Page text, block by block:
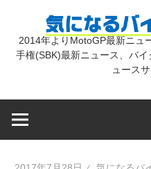
2014年よりMotoGP最新ニュ
手権(SBK)最新ニュース、バ
ュース